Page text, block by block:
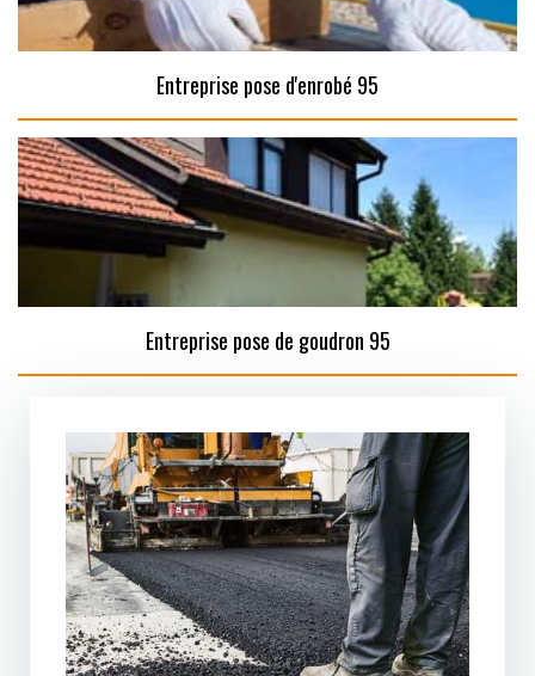
Entreprise pose d'enrobé 95
Entreprise pose de goudron 95